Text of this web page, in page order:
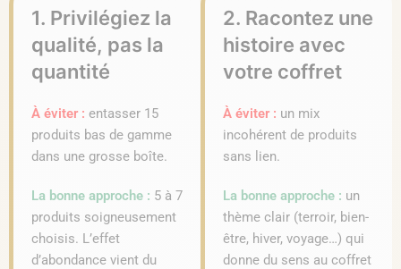
1. Privilégiez la
qualité, pas la
quantité
À éviter : entasser 15
produits bas de gamme
dans une grosse boîte.
La bonne approche : 5 à 7
produits soigneusement
choisis. L’effet
d’abondance vient du
2. Racontez une
histoire avec
votre coffret
À éviter : un mix
incohérent de produits
sans lien.
La bonne approche : un
thème clair (terroir, bien-
être, hiver, voyage…) qui
donne du sens au coffret